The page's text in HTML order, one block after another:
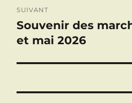
SUIVANT
Publication
suivante :
Souvenir des
et mai 2026